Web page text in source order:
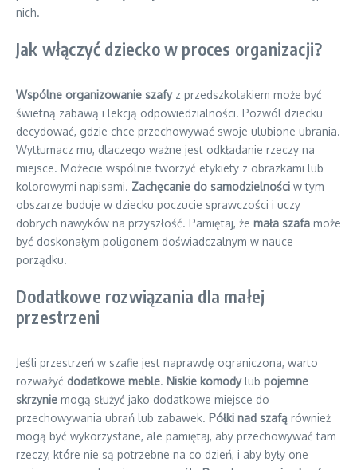
nich.
Jak włączyć dziecko w proces organizacji?
Wspólne organizowanie szafyz przedszkolakiem może być
świetną zabawą i lekcją odpowiedzialności. Pozwól dziecku
decydować, gdzie chce przechowywać swoje ulubione ubrania.
Wytłumacz mu, dlaczego ważne jest odkładanie rzeczy na
miejsce. Możecie wspólnie tworzyć etykiety z obrazkami lub
kolorowymi napisami. Zachęcanie do samodzielności w tym
obszarze buduje w dziecku poczucie sprawczości i uczy
dobrych nawyków na przyszłość. Pamiętaj, że mała szafa może
być doskonałym poligonem doświadczalnym w nauce
porządku.
Dodatkowe rozwiązania dla małej
przestrzeni
Jeśli przestrzeń w szafie jest naprawdę ograniczona, warto
rozważyć dodatkowe meble. Niskie komodylub pojemne
skrzynie mogą służyć jako dodatkowe miejsce do
przechowywania ubrań lub zabawek. Półki nad szafą również
mogą być wykorzystane, ale pamiętaj, aby przechowywać tam
rzeczy, które nie są potrzebne na co dzień, i aby były one